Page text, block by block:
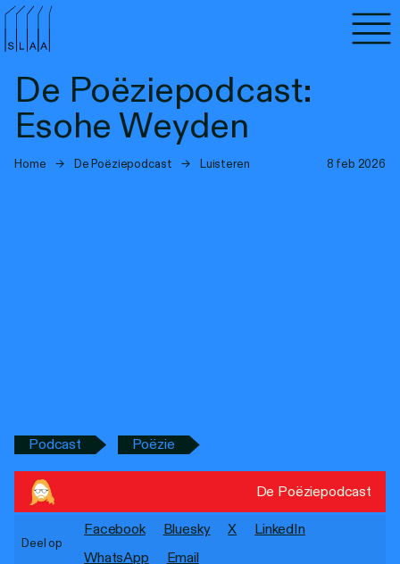
De Poëziepodcast:
Esohe Weyden
Home → De Poëziepodcast → Luisteren 8 feb 2026
Podcast Poëzie
De Poëziepodcast
Deel op
Facebook Bluesky X
LinkedIn
WhatsApp
Email
Agenda
Programma's
Lezen
Toegankelijkheid
Stadsdichter